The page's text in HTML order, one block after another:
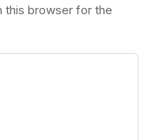
this browser for the